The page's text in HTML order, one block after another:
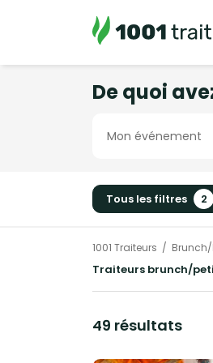
De quoi
Tous les filtres 2
1001 Traiteurs Brunch/
Traiteurs brunch/
49 résultats